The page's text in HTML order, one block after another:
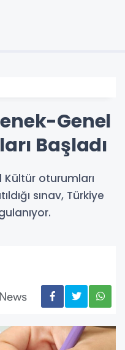
Genel
Başladı
Kültür oturumları
sınav, Türkiye